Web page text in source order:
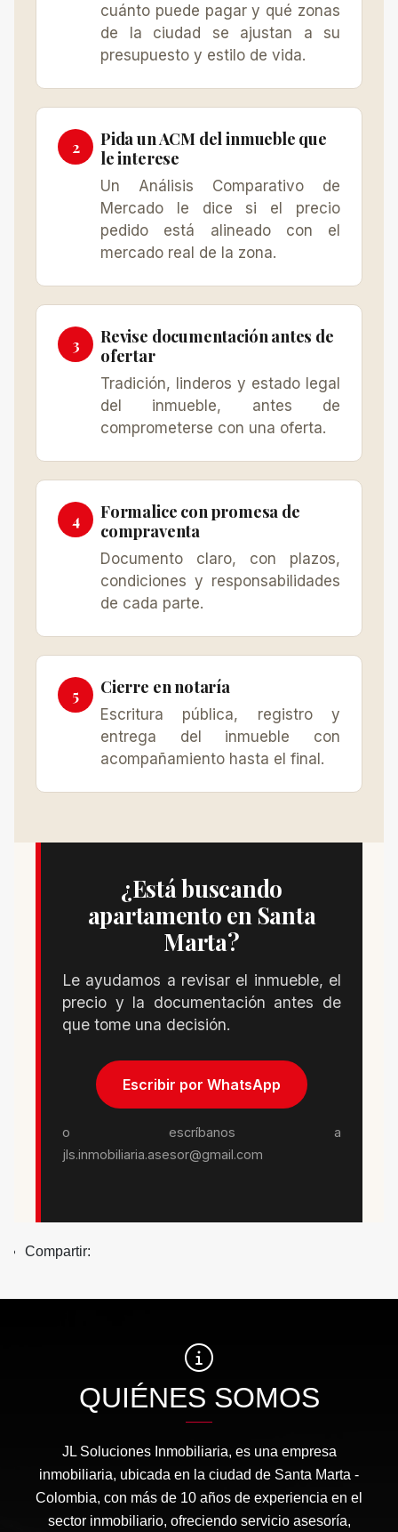
cuánto puede pagar y qué zonas
de la ciudad se ajustan a su
presupuesto y estilo de vida.
Pida un ACM del inmueble que
le interese
Un Análisis Comparativo de
Mercado le dice si el precio
pedido está alineado con el
mercado real de la zona.
Revise documentación antes de
ofertar
Tradición, linderos y estado legal
del inmueble, antes de
comprometerse con una oferta.
Formalice con promesa de
compraventa
Documento claro, con plazos,
condiciones y responsabilidades
de cada parte.
Cierre en notaría
Escritura pública, registro y
entrega del inmueble con
acompañamiento hasta el final.
¿Está buscando
apartamento en Santa
Marta?
Le ayudamos a revisar el inmueble, el
precio y la documentación antes de
que tome una decisión.
Escribir por WhatsApp
o escríbanos a
jls.inmobiliaria.asesor@gmail.com
Compartir:
QUIÉNES SOMOS
JL Soluciones Inmobiliaria, es una empresa
inmobiliaria, ubicada en la ciudad de Santa Marta -
Colombia, con más de 10 años de experiencia en el
sector inmobiliario, ofreciendo servicio asesoría,